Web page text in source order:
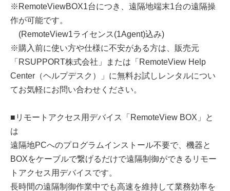
※RemoteViewBOX1台につき、遠隔地端末1台の遠隔操
作が可能です。
(RemoteView1ライセンス(1Agent)込み)
※購入前に使い方や仕様に不安がある方は、販売元
「RSUPPORT株式会社」または「RemoteView Help
Center（ヘルプデスク）」に無料お試しレンタルについ
てお気軽にお問い合わせください。
■リモートアクセス用デバイス「RemoteView BOX」と
は
遠隔地PCへのプログラムインストール不要で、機器と
BOXをケーブルで繋げるだけで遠隔制御ができるリモー
トアクセス用デバイスです。
長時間の遠隔制御作業中でも高速を維持して業務効率を